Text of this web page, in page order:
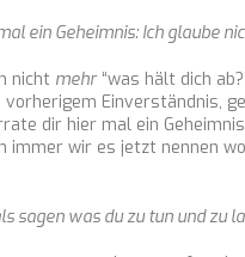
ein Geheimnis: Ich glaube
nicht mehr“was hält dich
Einverständnis,
dir hier mal ein
immer wir es jetzt nennen
sagen was du zu tun und zu